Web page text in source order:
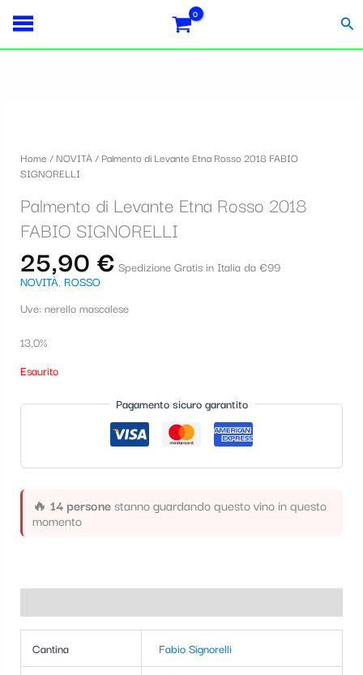
contenuto
Home /NOVITÀ/ Palmento di Levante Etna Rosso 2018 FABIO
SIGNORELLI
Palmento di Levante Etna Rosso 2018
FABIO SIGNORELLI
25,90 € Spedizione Gratis in Italia da €99
NOVITÀ, ROSSO
Uve: nerello mascalese
13,0%
Esaurito
Pagamento sicuro garantito
🔥 14 personestanno guardando questo vino in questo
momento
Cantina Fabio Signorelli
S
o
n
a
t
e
a